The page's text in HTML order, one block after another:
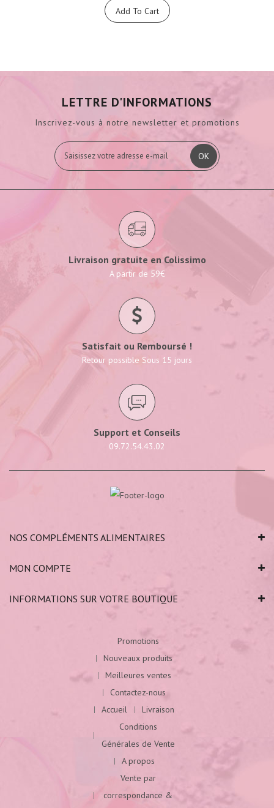
Add To Cart
LETTRE D'INFORMATIONS
Inscrivez-vous à notre newsletter et promotions
OK
Livraison gratuite en Colissimo
A partir de 59€
Satisfait ou Remboursé !
Retour possible Sous 15 jours
Support et Conseils
09.72.54.43.02
NOS COMPLÉMENTS ALIMENTAIRES
MON COMPTE
INFORMATIONS SUR VOTRE BOUTIQUE
Promotions
Nouveaux produits
Meilleures ventes
Contactez-nous
Accueil
Livraison
Conditions
Générales de Vente
A propos
Vente par
correspondance &